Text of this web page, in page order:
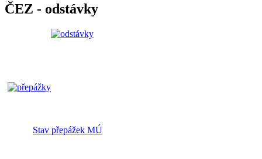
ČEZ - odstávky
Stav přepážek MÚ